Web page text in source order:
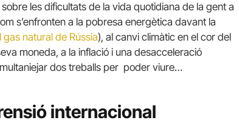
les dificultats de la vida quotidiana de la gent a
s’enfronten a la pobresa energètica davant la
natural de Rússia), al canvi climàtic en el cor del
moneda, a la inflació i una desacceleració
dos treballs per poder viure…
internacional